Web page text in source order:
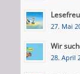
27. Mai
Wir
28. April